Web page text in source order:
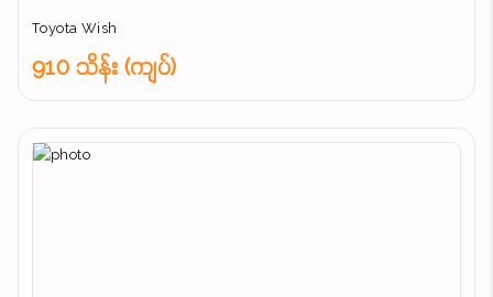
Toyota Wish
910 သိန်း (ကျပ်)